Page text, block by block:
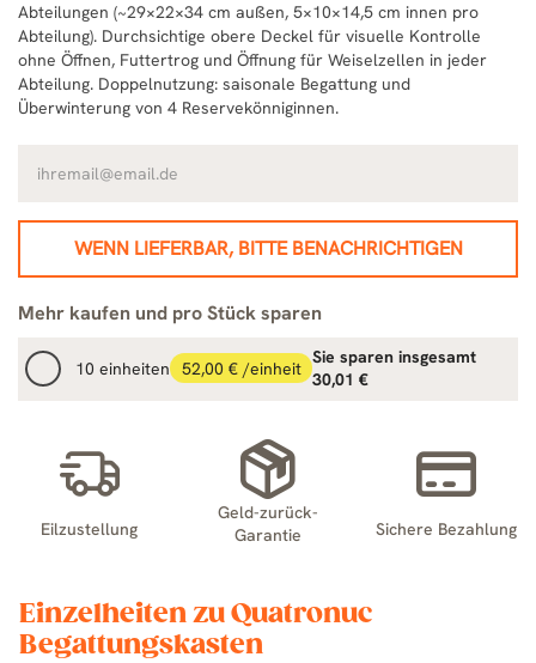
Mehr kaufen und pro Stück sparen
10 einheiten 52,00 € /einheit
Sie sparen insgesamt
30,01 €
Abteilungen (~29×22×34 cm außen, 5×10×14,5 cm innen pro
Abteilung). Durchsichtige obere Deckel für visuelle Kontrolle
ohne Öffnen, Futtertrog und Öffnung für Weiselzellen in jeder
Abteilung. Doppelnutzung: saisonale Begattung und
Überwinterung von 4 Reservekönniginnen.
WENN LIEFERBAR, BITTE BENACHRICHTIGEN
Eilzustellung
Geld-zurück-
Garantie
Sichere Bezahlung
Einzelheiten zu Quatronuc
Begattungskasten